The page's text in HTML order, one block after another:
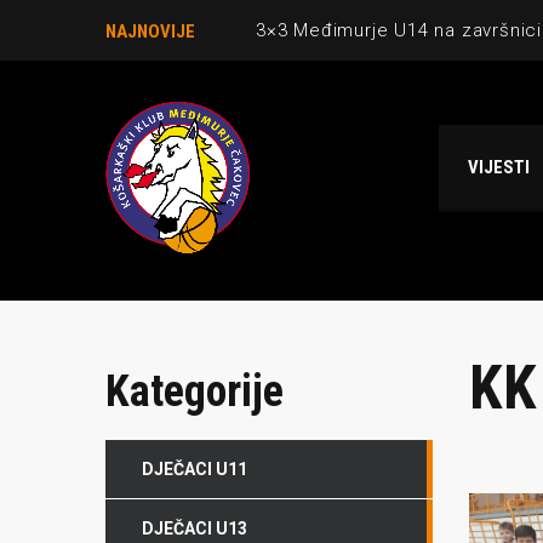
NAJNOVIJE 3×3 Međimurje U14 na
Međimurje u revijalnoj utakmici
VIJESTI
Kategorije
DJEČACI U11
DJEČACI U13
O NAMA